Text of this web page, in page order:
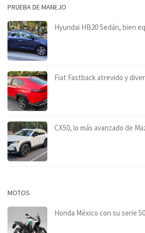
PRUEBA DE MANEJO
Hyundai HB20 Sedán, bien
Fiat Fastback atrevido y
CX50, lo más avanzado de
MOTOS
Honda México con su serie